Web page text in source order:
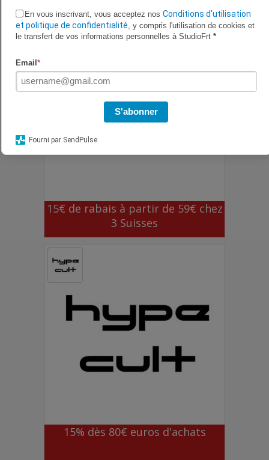
15€ de rabais à partir de 59€ chez
3 Suisses
15% dès 80€ euros d'achats
En vous inscrivant, vous acceptez nos Conditions d'utilisation
et politique de confidentialité , y compris l'utilisation de cookies et
le transfert de vos informations personnelles à StudioFrt *
Email*
S'abonner
Fourni par SendPulse